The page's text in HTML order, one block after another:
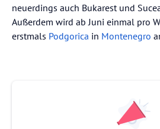
neuerdings auch Bukarest und
Außerdem wird ab Juni einmal pro
erstmals Podgorica in Montenegro